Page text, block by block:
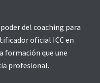
del coaching para
oficial ICC en
formación que une
profesional.